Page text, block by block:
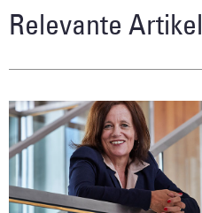
Relevante Artikel